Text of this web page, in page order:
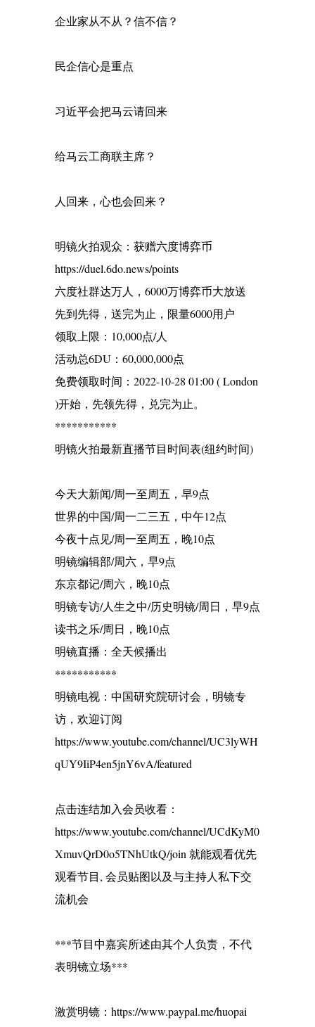
企业家从不从？信不信？
民企信心是重点
习近平会把马云请回来
给马云工商联主席？
人回来，心也会回来？
明镜火拍观众：获赠六度博弈币
https://duel.6do.news/points
六度社群达万人，6000万博弈币大放送
先到先得，送完为止，限量6000用户
领取上限：10,000点/人
活动总6DU：60,000,000点
免费领取时间：2022-10-28 01:00 ( London
)开始，先领先得，兑完为止。
***********
明镜火拍最新直播节目时间表(纽约时间)
今天大新闻/周一至周五，早9点
世界的中国/周一二三五，中午12点
今夜十点见/周一至周五，晚10点
明镜编辑部/周六，早9点
东京都记/周六，晚10点
明镜专访/人生之中/历史明镜/周日，早9点
读书之乐/周日，晚10点
明镜直播：全天候播出
***********
明镜电视：中国研究院研讨会，明镜专
访，欢迎订阅
https://www.youtube.com/channel/UC3lyWH
qUY9IiP4en5jnY6vA/featured
点击连结加入会员收看：
https://www.youtube.com/channel/UCdKyM0
XmuvQrD0o5TNhUtkQ/join 就能观看优先
观看节目, 会员贴图以及与主持人私下交
流机会
***节目中嘉宾所述由其个人负责，不代
表明镜立场***
激赏明镜：https://www.paypal.me/huopai